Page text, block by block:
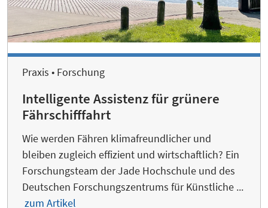
Praxis • Forschung
Intelligente Assistenz für grünere
Fährschifffahrt
Wie werden Fähren klimafreundlicher und
bleiben zugleich effizient und wirtschaftlich? Ein
Forschungsteam der Jade Hochschule und des
Deutschen Forschungszentrums für Künstliche ...
zum Artikel